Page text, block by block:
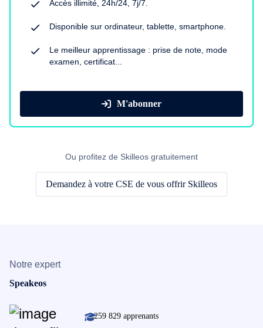
Accès illimité, 24h/24, 7j/7.
Disponible sur ordinateur, tablette, smartphone.
Le meilleur apprentissage : prise de note, mode
examen, certificat...
M'abonner
Ou profitez de Skilleos gratuitement
Demandez à votre CSE de vous offrir Skilleos
Notre expert
Speakeos
259 829 apprenants